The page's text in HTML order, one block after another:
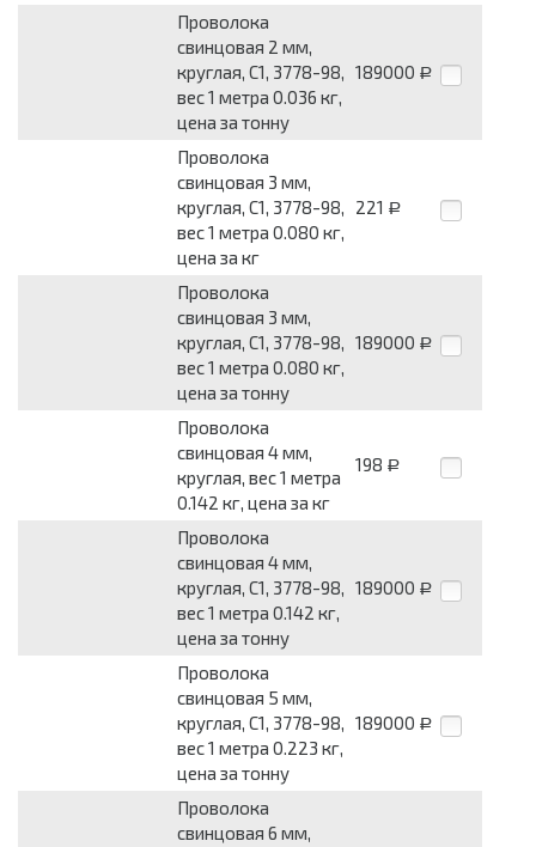
Проволока
свинцовая 2 мм,
круглая, С1, 3778-98,
вес 1 метра 0.036 кг,
цена за тонну
189000 Р
Проволока
свинцовая 3 мм,
круглая, С1, 3778-98,
вес 1 метра 0.080 кг,
цена за кг
221 Р
Проволока
свинцовая 3 мм,
круглая, С1, 3778-98,
вес 1 метра 0.080 кг,
цена за тонну
189000 Р
Проволока
свинцовая 4 мм,
круглая, вес 1 метра
0.142 кг, цена за кг
198 Р
Проволока
свинцовая 4 мм,
круглая, С1, 3778-98,
вес 1 метра 0.142 кг,
цена за тонну
189000 Р
Проволока
свинцовая 5 мм,
круглая, С1, 3778-98,
вес 1 метра 0.223 кг,
цена за тонну
189000 Р
Проволока
свинцовая 6 мм,